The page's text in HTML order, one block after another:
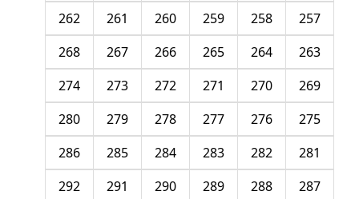
257
258
259
260
261
262
263
264
265
266
267
268
269
270
271
272
273
274
275
276
277
278
279
280
281
282
283
284
285
286
287
288
289
290
291
292